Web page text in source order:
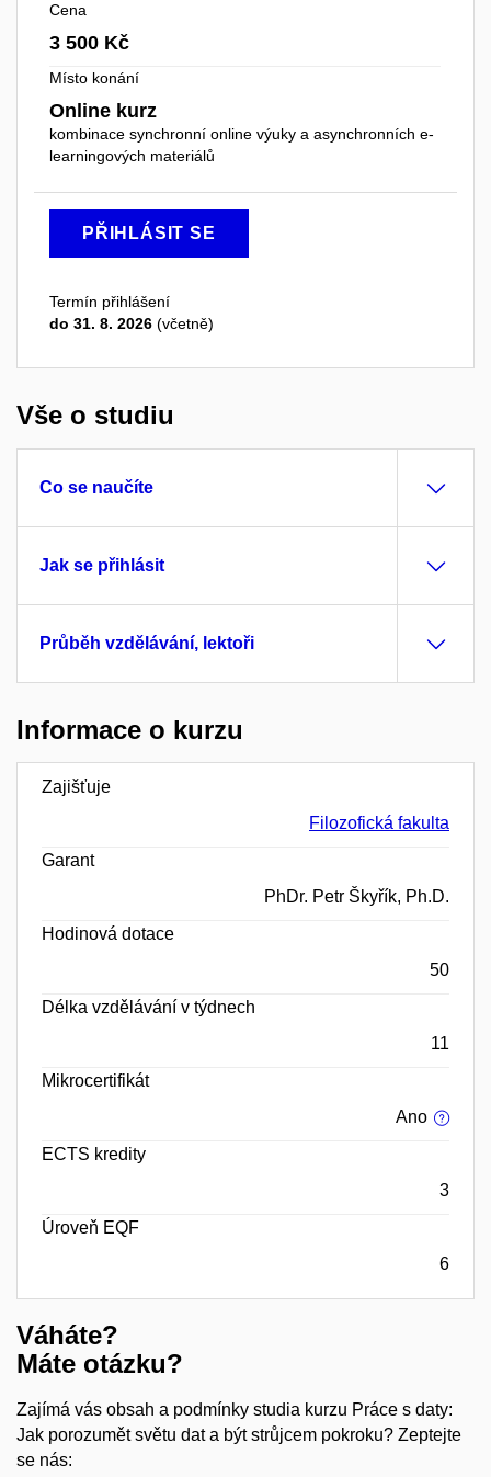
Cena
3 500 Kč
Místo konání
Online kurz
kombinace synchronní online výuky a asynchronních e-
learningových materiálů
PŘIHLÁSIT SE
Termín přihlášení
do 31. 8. 2026 (včetně)
Vše o studiu
Co se naučíte
Jak se přihlásit
Průběh vzdělávání, lektoři
Informace o kurzu
Zajišťuje
Filozofická fakulta
Garant
PhDr. Petr Škyřík, Ph.D.
Hodinová dotace
50
Délka vzdělávání v týdnech
11
Mikrocertifikát
Ano
ECTS kredity
3
Úroveň EQF
6
Váháte?
Máte otázku?
Zajímá vás obsah a podmínky studia kurzu Práce s daty:
Jak porozumět světu dat a být strůjcem pokroku? Zeptejte
se nás: